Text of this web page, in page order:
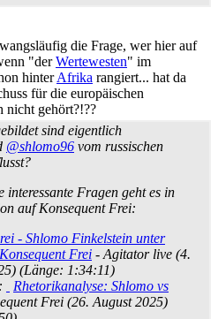
die Frage, wer hier auf
"derWertewesten" im
hinterAfrika rangiert... hat da
für die europäischen
nicht gehört?!??
sind eigentlich
@shlomo96 vom russischen
interessante Fragen geht es in
auf Konsequent Frei:
- Shlomo Finkelstein unter
Frei - Agitator live (4.
(Länge: 1:34:11)
Rhetorikanalyse: Shlomo vs
Frei (26. August 2025)